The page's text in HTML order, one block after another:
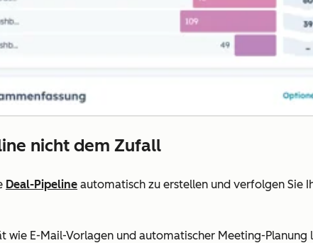
nicht dem Zufall
Deal-Pipeline automatisch zu erstellen und verfolgen Sie
E-Mail-Vorlagen und automatischer Meeting-Planung